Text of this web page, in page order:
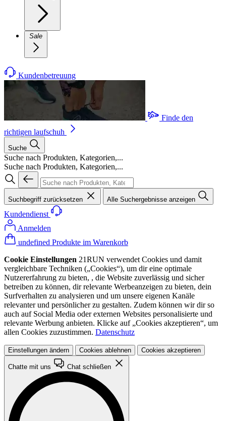
Sale
Kundenbetreuung
Finde den
richtigen laufschuh
Suche
Suche nach Produkten, Kategorien,...
Suche nach Produkten, Kategorien,...
Suchbegriff zurücksetzen Alle Suchergebnisse anzeigen
Kundendienst
Anmelden
undefined Produkte im Warenkorb
Cookie Einstellungen 21RUN verwendet Cookies und damit
vergleichbare Techniken („Cookies“), um dir eine optimale
Nutzererfahrung zu bieten, , die Website zuverlässig und sicher
betreiben zu können, dir relevante Werbeanzeigen zu bieten, dein
Surfverhalten zu analysieren und um unsere eigenen Kanäle
relevanter und persönlicher zu gestalten. Zudem können wir dir so
auch auf Social Media oder externen Websites personalisierte und
relevante Werbung anbieten. Klicke auf „Cookies akzeptieren“, um
allen Cookies zuzustimmen. Datenschutz
Einstellungen ändern Cookies ablehnen Cookies akzeptieren
Chatte mit uns Chat schließen